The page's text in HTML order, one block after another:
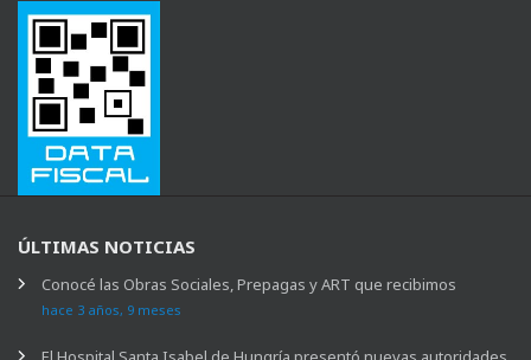
ÚLTIMAS NOTICIAS
Conocé las Obras Sociales, Prepagas y ART que recibimos
hace 3 años, 9 meses